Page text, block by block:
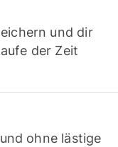
und dir
der Zeit
ohne lästige